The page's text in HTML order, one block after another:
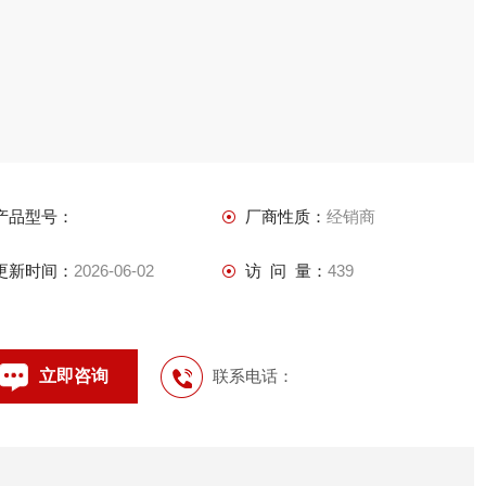
品型号： 厂商性质： 经销商
新时间： 2026-06-02 访 问 量： 439
立即咨询 联系电话：